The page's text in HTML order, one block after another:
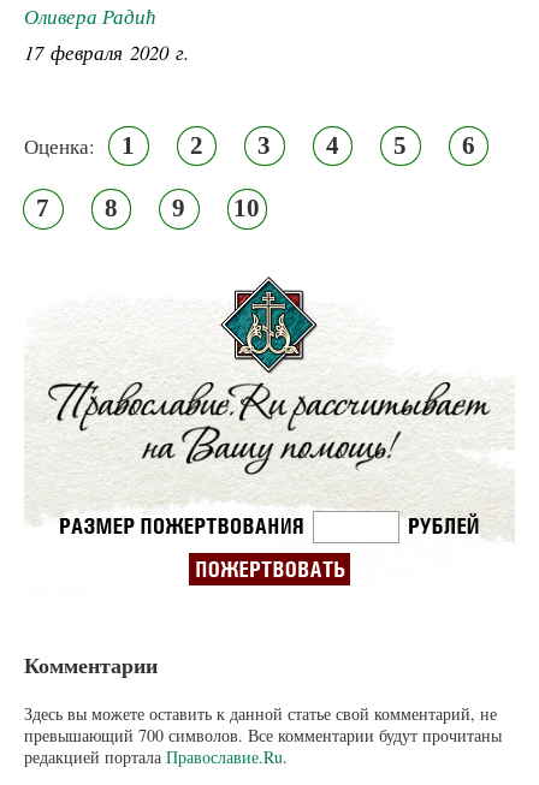
Оливера Радић
17 февраля 2020 г.
Оценка: 1 2 3 4 5 6
7 8 9 10
Комментарии
Здесь вы можете оставить к данной статье свой комментарий, не
превышающий 700 символов. Все комментарии будут прочитаны
редакцией портала Православие.Ru.